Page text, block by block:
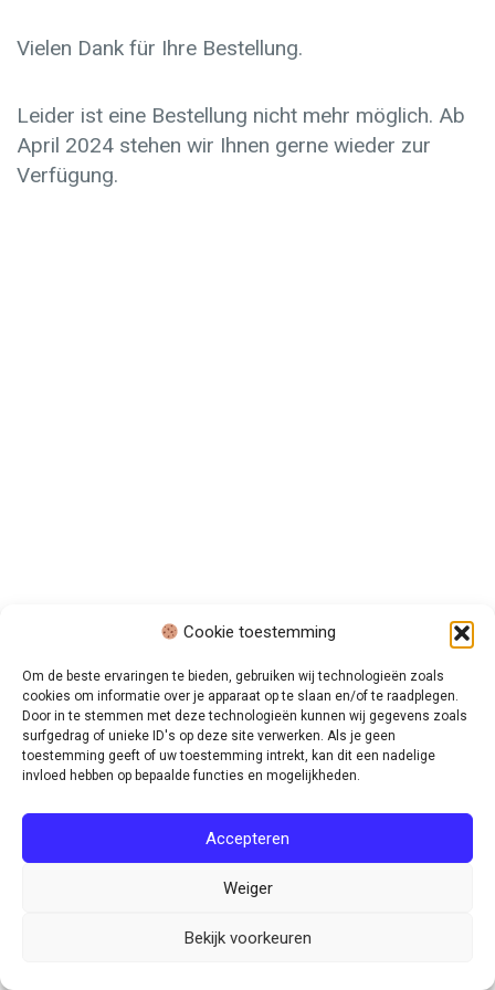
Cookie toestemming
Om de beste ervaringen te bieden, gebruiken wij technologieën zoals
cookies om informatie over je apparaat op te slaan en/of te raadplegen.
Door in te stemmen met deze technologieën kunnen wij gegevens zoals
surfgedrag of unieke ID's op deze site verwerken. Als je geen
toestemming geeft of uw toestemming intrekt, kan dit een nadelige
invloed hebben op bepaalde functies en mogelijkheden.
Accepteren
Weiger
Bekijk voorkeuren
Vielen Dank für Ihre Bestellung.
Leider ist eine Bestellung nicht mehr möglich. Ab
April 2024 stehen wir Ihnen gerne wieder zur
Verfügung.